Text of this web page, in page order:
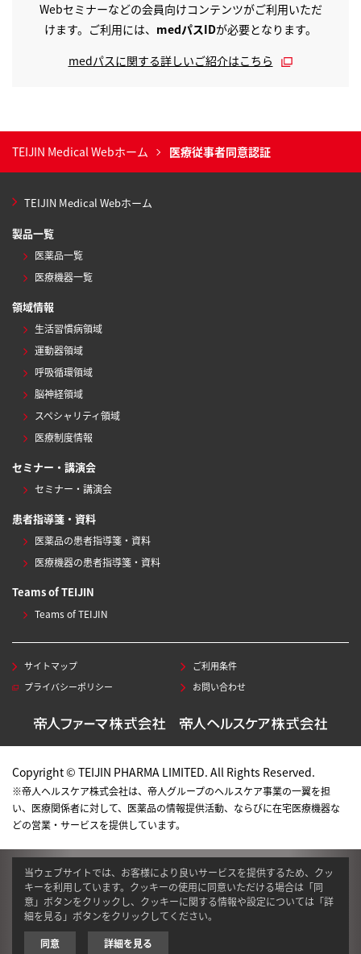
Webセミナーなどの会員向けコンテンツがご利用いただ
けます。ご利用には、 medパスIDが必要となります。
medパスに関する詳しいご紹介はこちら
TEIJIN Medical Webホーム 医療従事者同意認証
TEIJIN Medical Webホーム
製品一覧
医薬品一覧
医療機器一覧
領域情報
生活習慣病領域
運動器領域
呼吸循環領域
脳神経領域
スペシャリティ領域
医療制度情報
セミナー・講演会
セミナー・講演会
患者指導箋・資料
医薬品の患者指導箋・資料
医療機器の患者指導箋・資料
Teams of TEIJIN
Teams of TEIJIN
サイトマップ
ご利用条件
プライバシーポリシー
お問い合わせ
Copyright © TEIJIN PHARMA LIMITED. All Rights Reserved.
※帝人ヘルスケア株式会社は、帝人グループのヘルスケア事業の一翼を担
い、医療関係者に対して、医薬品の情報提供活動、ならびに在宅医療機器な
どの営業・サービスを提供しています。
当ウェブサイトでは、お客様により良いサービスを提供するため、クッ
キーを利用しています。クッキーの使用に同意いただける場合は「同
意」ボタンをクリックし、クッキーに関する情報や設定については「詳
細を見る」ボタンをクリックしてください。
同意
詳細を見る